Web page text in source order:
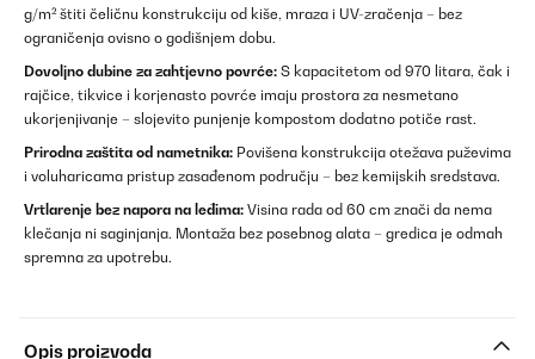
g/m² štiti čeličnu konstrukciju od kiše, mraza i UV-zračenja – bez
ograničenja ovisno o godišnjem dobu.
Dovoljno dubine za zahtjevno povrće: S kapacitetom od 970 litara, čak i
rajčice, tikvice i korjenasto povrće imaju prostora za nesmetano
ukorjenjivanje – slojevito punjenje kompostom dodatno potiče rast.
Prirodna zaštita od nametnika: Povišena konstrukcija otežava puževima
i voluharicama pristup zasađenom području – bez kemijskih sredstava.
Vrtlarenje bez napora na leđima: Visina rada od 60 cm znači da nema
klečanja ni saginjanja. Montaža bez posebnog alata – gredica je odmah
spremna za upotrebu.
Opis proizvoda